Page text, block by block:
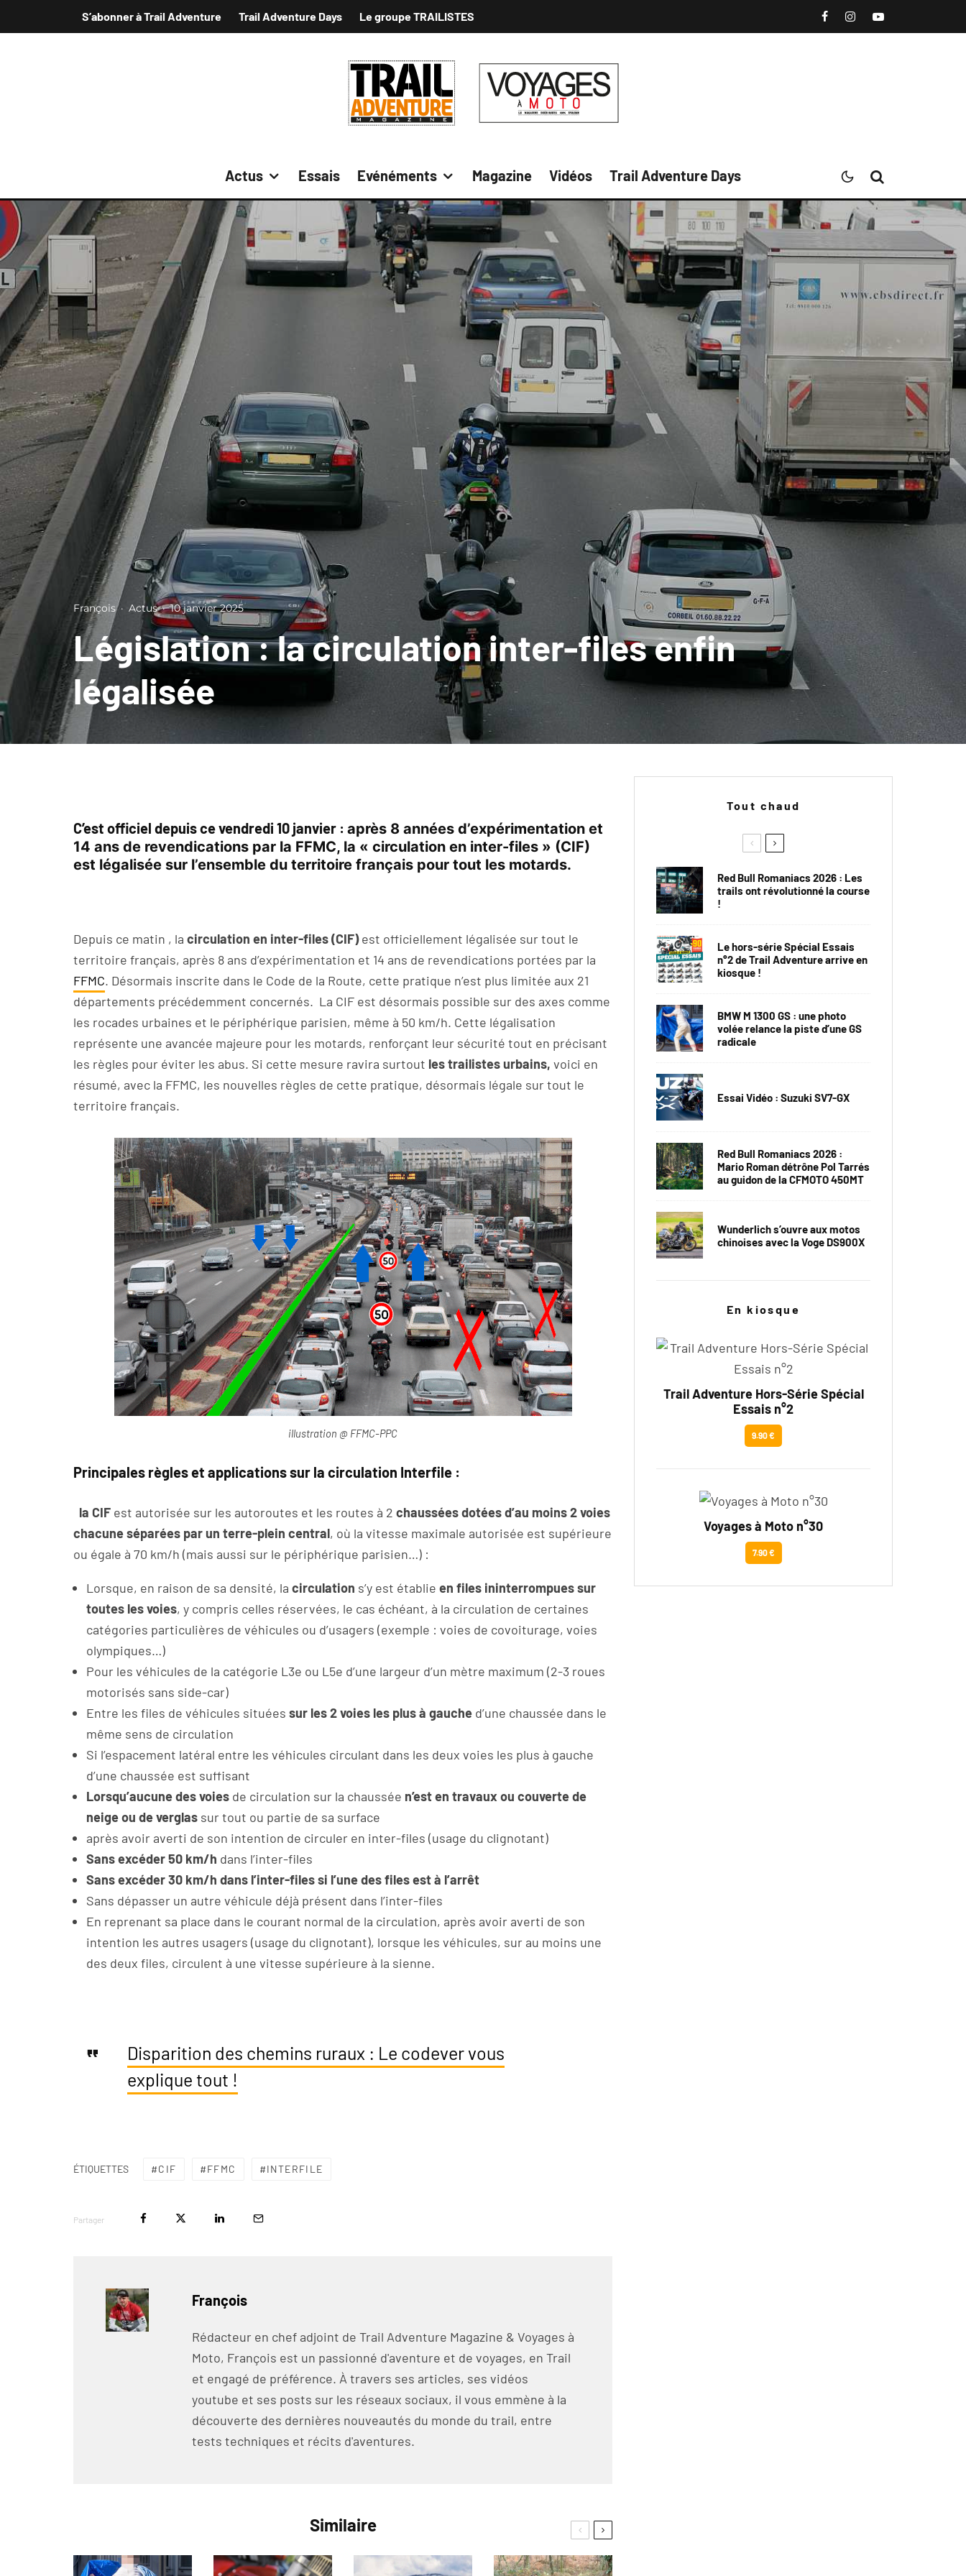
S’abonner à Trail Adventure Trail Adventure Days Le groupe TRAILISTES
Actus Essais Evénéments Magazine Vidéos Trail Adventure Days
François · Actus · 10 janvier 2025
Législation : la circulation inter-files enfin
légalisée
C’est officiel depuis ce vendredi 10 janvier : après 8 années d’expérimentation et
14 ans de revendications par la FFMC, la « circulation en inter-files » (CIF)
est légalisée sur l’ensemble du territoire français pour tout les motards.
Depuis ce matin , la circulation en inter-files (CIF)est officiellement légalisée sur tout le
territoire français, après 8 ans d’expérimentation et 14 ans de revendications portées par la
FFMC. Désormais inscrite dans le Code de la Route, cette pratique n’est plus limitée aux 21
départements précédemment concernés. La CIF est désormais possible sur des axes comme
les rocades urbaines et le périphérique parisien, même à 50 km/h. Cette légalisation
représente une avancée majeure pour les motards, renforçant leur sécurité tout en précisant
les règles pour éviter les abus. Si cette mesure ravira surtout les trailistes urbains, voici en
résumé, avec la FFMC, les nouvelles règles de cette pratique, désormais légale sur tout le
territoire français.
illustration @ FFMC-PPC
Principales règles et applications sur la circulation Interfile :
la CIF est autorisée sur les autoroutes et les routes à 2 chaussées dotées d’au moins 2 voies
chacune séparées par un terre-plein central, où la vitesse maximale autorisée est supérieure
ou égale à 70 km/h (mais aussi sur le périphérique parisien…) :
Lorsque, en raison de sa densité, la circulation s’y est établie en files ininterrompues sur
toutes les voies, y compris celles réservées, le cas échéant, à la circulation de certaines
catégories particulières de véhicules ou d’usagers (exemple : voies de covoiturage, voies
olympiques…)
Pour les véhicules de la catégorie L3e ou L5e d’une largeur d’un mètre maximum (2-3 roues
motorisés sans side-car)
Entre les files de véhicules situées sur les 2 voies les plus à gauche d’une chaussée dans le
même sens de circulation
Si l’espacement latéral entre les véhicules circulant dans les deux voies les plus à gauche
d’une chaussée est suffisant
Lorsqu’aucune des voies de circulation sur la chaussée n’est en travaux ou couverte de
neige ou de verglas sur tout ou partie de sa surface
après avoir averti de son intention de circuler en inter-files (usage du clignotant)
Sans excéder 50 km/h dans l’inter-files
Sans excéder 30 km/h dans l’inter-files si l’une des files est à l’arrêt
Sans dépasser un autre véhicule déjà présent dans l’inter-files
En reprenant sa place dans le courant normal de la circulation, après avoir averti de son
intention les autres usagers (usage du clignotant), lorsque les véhicules, sur au moins une
des deux files, circulent à une vitesse supérieure à la sienne.
Disparition des chemins ruraux : Le codever vous
explique tout !
ÉTIQUETTES CIF FFMC INTERFILE
Partager
François
Rédacteur en chef adjoint de Trail Adventure Magazine & Voyages à
Moto, François est un passionné d'aventure et de voyages, en Trail
et engagé de préférence. À travers ses articles, ses vidéos
youtube et ses posts sur les réseaux sociaux, il vous emmène à la
découverte des dernières nouveautés du monde du trail, entre
tests techniques et récits d'aventures.
Similaire
Tout chaud
Red Bull Romaniacs 2026 : Les
trails ont révolutionné la course
!
Le hors-série Spécial Essais
n°2 de Trail Adventure arrive en
kiosque !
BMW M 1300 GS : une photo
volée relance la piste d’une GS
radicale
Essai Vidéo : Suzuki SV7-GX
Red Bull Romaniacs 2026 :
Mario Roman détrône Pol Tarrés
au guidon de la CFMOTO 450MT
Wunderlich s’ouvre aux motos
chinoises avec la Voge DS900X
En kiosque
Trail Adventure Hors-Série Spécial
Essais n°2
9.90 €
Voyages à Moto n°30
7.90 €